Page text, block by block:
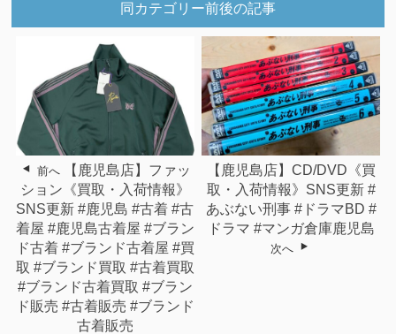
同カテゴリー前後の記事
前へ
【鹿児島店】ファッ
ション《買取・入荷情報》
SNS更新 #鹿児島 #古着 #古
着屋 #鹿児島古着屋 #ブラン
ド古着 #ブランド古着屋 #買
取 #ブランド買取 #古着買取
#ブランド古着買取 #ブラン
ド販売 #古着販売 #ブランド
古着販売
【鹿児島店】CD/DVD《買
取・入荷情報》SNS更新 #
あぶない刑事 #ドラマBD #
ドラマ #マンガ倉庫鹿児島
次へ